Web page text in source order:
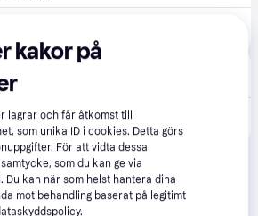
18 cm, 5 st / 1 pk.
kakor på
lagrar och får åtkomst till
som unika ID i cookies. Detta görs
För att vidta dessa
som du kan ge via
Du kan när som helst hantera dina
mot behandling baserat på legitimt